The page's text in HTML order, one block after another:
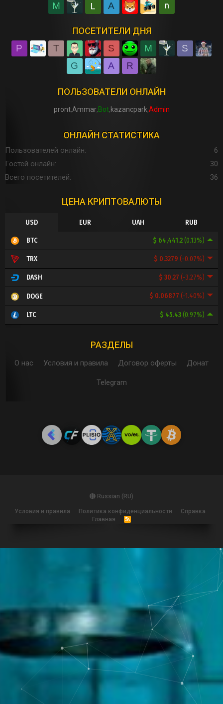
M A
ПОСЕТИТЕЛИ ДНЯ
P T S M
S
G
A R
ПОЛЬЗОВАТЕЛИ ОНЛАЙН
pront Ammar Bot kazancpark Admin
ОНЛАЙН СТАТИСТИКА
Пользователей онлайн
6
Гостей онлайн
30
Всего посетителей
36
ЦЕНА КРИПТОВАЛЮТЫ
USD EUR UAH RUB
$ 64,441.2(0.13%)
BTC
$ 0.3279 (-0.07%)
TRX
$ 30.27 (-3.27%)
DASH
$ 0.06877 (-1.40%)
DOGE
$ 45.43(0.97%)
LTC
РАЗДЕЛЫ
О нас Условия и правила Договор оферты Донат
Telegram
Russian (RU)
Условия и правила Политика конфиденциальности
Справка
Главная
R